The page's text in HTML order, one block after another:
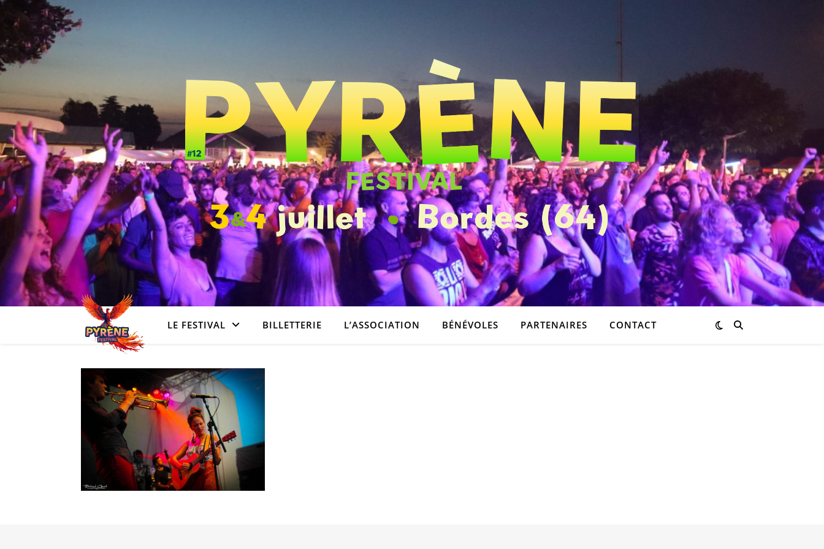
LE FESTIVAL BILLETTERIE L’ASSOCIATION BÉNÉVOLES PARTENAIRES CONTACT